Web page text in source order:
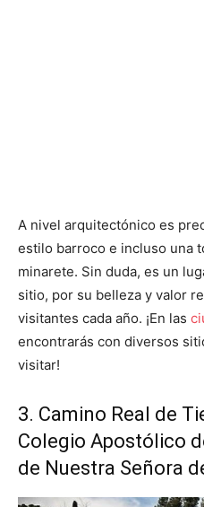
A nivel arquitectónico es
estilo barroco e incluso una
minarete. Sin duda, es un
sitio, por su belleza y valor
visitantes cada año. ¡En las
encontrarás con diversos
visitar!
3. Camino Real de
Colegio Apostólico
de Nuestra Señora